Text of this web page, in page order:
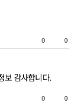
0 0
보 감사합니다.
0 0